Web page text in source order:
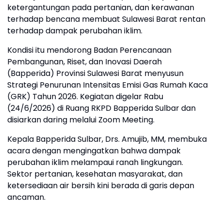
ketergantungan pada pertanian, dan kerawanan
terhadap bencana membuat Sulawesi Barat rentan
terhadap dampak perubahan iklim.
Kondisi itu mendorong Badan Perencanaan
Pembangunan, Riset, dan Inovasi Daerah
(Bapperida) Provinsi Sulawesi Barat menyusun
Strategi Penurunan Intensitas Emisi Gas Rumah Kaca
(GRK) Tahun 2026. Kegiatan digelar Rabu
(24/6/2026) di Ruang RKPD Bapperida Sulbar dan
disiarkan daring melalui Zoom Meeting.
Kepala Bapperida Sulbar, Drs. Amujib, MM, membuka
acara dengan mengingatkan bahwa dampak
perubahan iklim melampaui ranah lingkungan.
Sektor pertanian, kesehatan masyarakat, dan
ketersediaan air bersih kini berada di garis depan
ancaman.